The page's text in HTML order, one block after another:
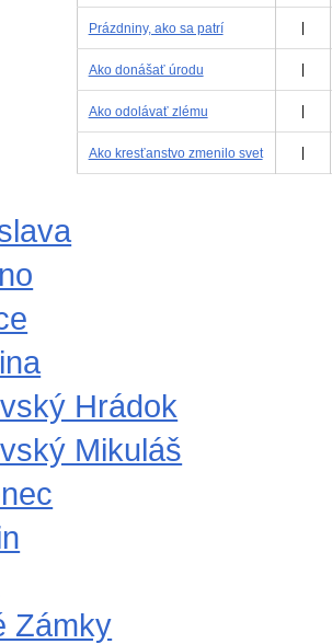
Prázdniny, ako sa patrí
Ako donášať úrodu
Ako odolávať zlému
Ako kresťanstvo zmenilo svet
Hrádok
Mikuláš
Zámky